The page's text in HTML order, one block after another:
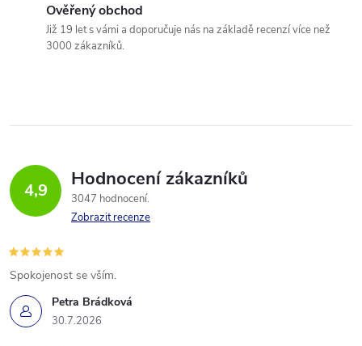
Ověřený obchod
Již 19 let s vámi a doporučuje nás na základě recenzí více než
3000 zákazníků.
4,9 Hodnocení zákazníků
3047 hodnocení
Zobrazit recenze
Petra Brádková
30.7.2026
Spokojenost se vším.